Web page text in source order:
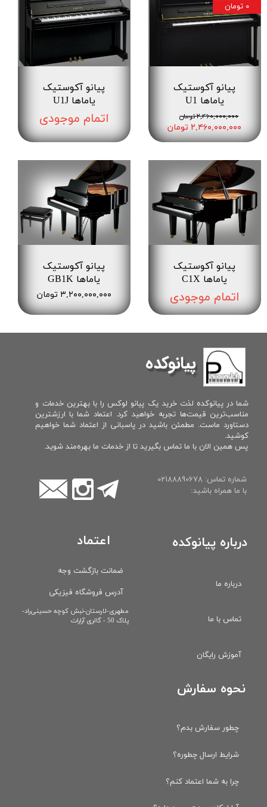
پیانو آکوستیک
یاماها U1
۲,۴۶۰,۰۰۰,۰۰۰ تومان
۲,۴۶۰,۰۰۰,۰۰۰ تومان
۰ تومان
پیانو آکوستیک
یاماها U1J
اتمام موجودی
پیانو آکوستیک
یاماها C1X
اتمام موجودی
پیانو آکوستیک
یاماها GB1K
۳,۲۰۰,۰۰۰,۰۰۰ تومان
شما در پیانوکده لذت خرید یک پیانو لوکس را با بهترین خدمات و
مناسب‌ترین قیمت‌ها تجربه خواهید کرد. اعتماد شما با ارزشترین
دستاورد ماست. مطمئن باشید در پاسبانی از اعتماد شما خواهیم
کوشید.
پس همین الان با ما تماس بگیرید تا از خدمات ما بهره‌مند شوید.
شماره تماس: 02188890678
با ما همراه باشید:
پیانوکده
نحوه سفارش
چطور سفارش بدم؟
شرایط ارسال چطوره؟
چرا به شما اعتماد کنم؟
اعتماد
ضمانت بازگشت وجه
آدرس فروشگاه فیزیکی
​مطهری-لارستان-نبش کوچه حسینی‌راد-
پلاک 50 - گالری آرارات
درباره پیانوکده
درباره ما
تماس با ما
آموزش رایگان